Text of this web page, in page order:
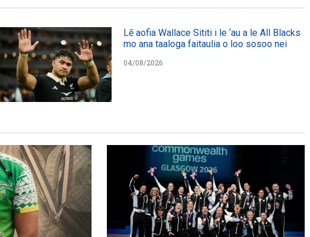
Lē aofia Wallace Sititi i le ‘au a le All Blacks
mo ana taaloga faitaulia o loo sosoo nei
04/08/2026